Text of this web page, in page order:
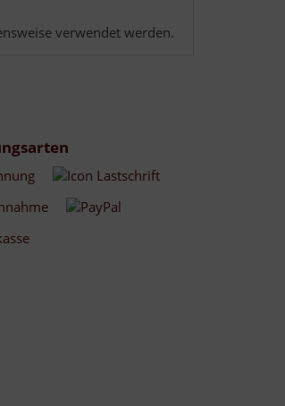
verwendet werden.